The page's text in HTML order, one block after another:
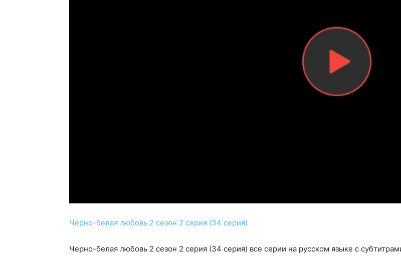
Черно-белая любовь 2 сезон 2 серия (34 серия)
Черно-белая любовь 2 сезон 2 серия (34 серия) все серии на русском языке с